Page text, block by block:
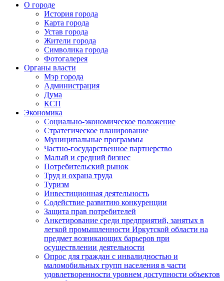
О городе
История города
Карта города
Устав города
Жители города
Символика города
Фотогалерея
Органы власти
Мэр города
Администрация
Дума
КСП
Экономика
Социально-экономическое положение
Стратегическое планирование
Муниципальные программы
Частно-государственное партнерство
Малый и средний бизнес
Потребительский рынок
Труд и охрана труда
Туризм
Инвестиционная деятельность
Содействие развитию конкуренции
Защита прав потребителей
Анкетирование среди предприятий, занятых в
легкой промышленности Иркутской области на
предмет возникающих барьеров при
осуществлении деятельности
Опрос для граждан с инвалидностью и
маломобильных групп населения в части
удовлетворенности уровнем доступности объектов